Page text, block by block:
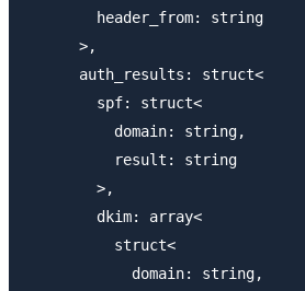
        header_from: string
      >,
      auth_results: struct<
        spf: struct<
          domain: string,
          result: string
        >,
        dkim: array<
          struct<
            domain: string,